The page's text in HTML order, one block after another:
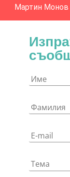
Мартин Монов